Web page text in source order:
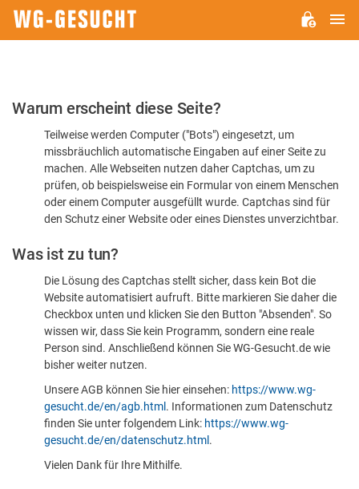
Bitte
dass
sind
Warum erscheint diese Seite?
Teilweise werden Computer ("Bots") eingesetzt, um
missbräuchlich automatische Eingaben auf einer Seite zu
machen. Alle Webseiten nutzen daher Captchas, um zu
prüfen, ob beispielsweise ein Formular von einem Menschen
oder einem Computer ausgefüllt wurde. Captchas sind für
den Schutz einer Website oder eines Dienstes unverzichtbar.
Was ist zu tun?
Die Lösung des Captchas stellt sicher, dass kein Bot die
Website automatisiert aufruft. Bitte markieren Sie daher die
Checkbox unten und klicken Sie den Button "Absenden". So
wissen wir, dass Sie kein Programm, sondern eine reale
Person sind. Anschließend können Sie WG-Gesucht.de wie
bisher weiter nutzen.
Unsere AGB können Sie hier einsehen: https://www.wg-
gesucht.de/en/agb.html . Informationen zum Datenschutz
finden Sie unter folgendem Link: https://www.wg-
gesucht.de/en/datenschutz.html .
Vielen Dank für Ihre Mithilfe.